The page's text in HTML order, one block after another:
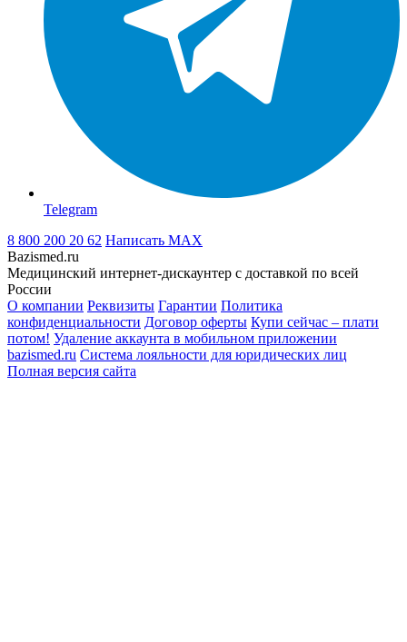
Telegram
8 800 200 20 62 Написать MAX
Bazismed.ru
Медицинский интернет-дискаунтер с доставкой по всей
России
О компании Реквизиты Гарантии Политика
конфиденциальности Договор оферты Купи сейчас – плати
потом! Удаление аккаунта в мобильном приложении
bazismed.ru Система лояльности для юридических лиц
Полная версия сайта